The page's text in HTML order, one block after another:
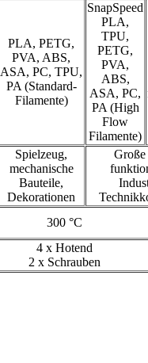
PLA, PETG,
PVA, ABS,
ASA, PC, TPU,
PA (Standard-
Filamente)
SnapSpeed
PLA,
TPU,
PETG,
PVA,
ABS,
ASA, PC,
PA (High
Flow
Filamente)
Spielzeug,
mechanische
Bauteile,
Dekorationen
300 °C
4 x Hotend
2 x Schrauben